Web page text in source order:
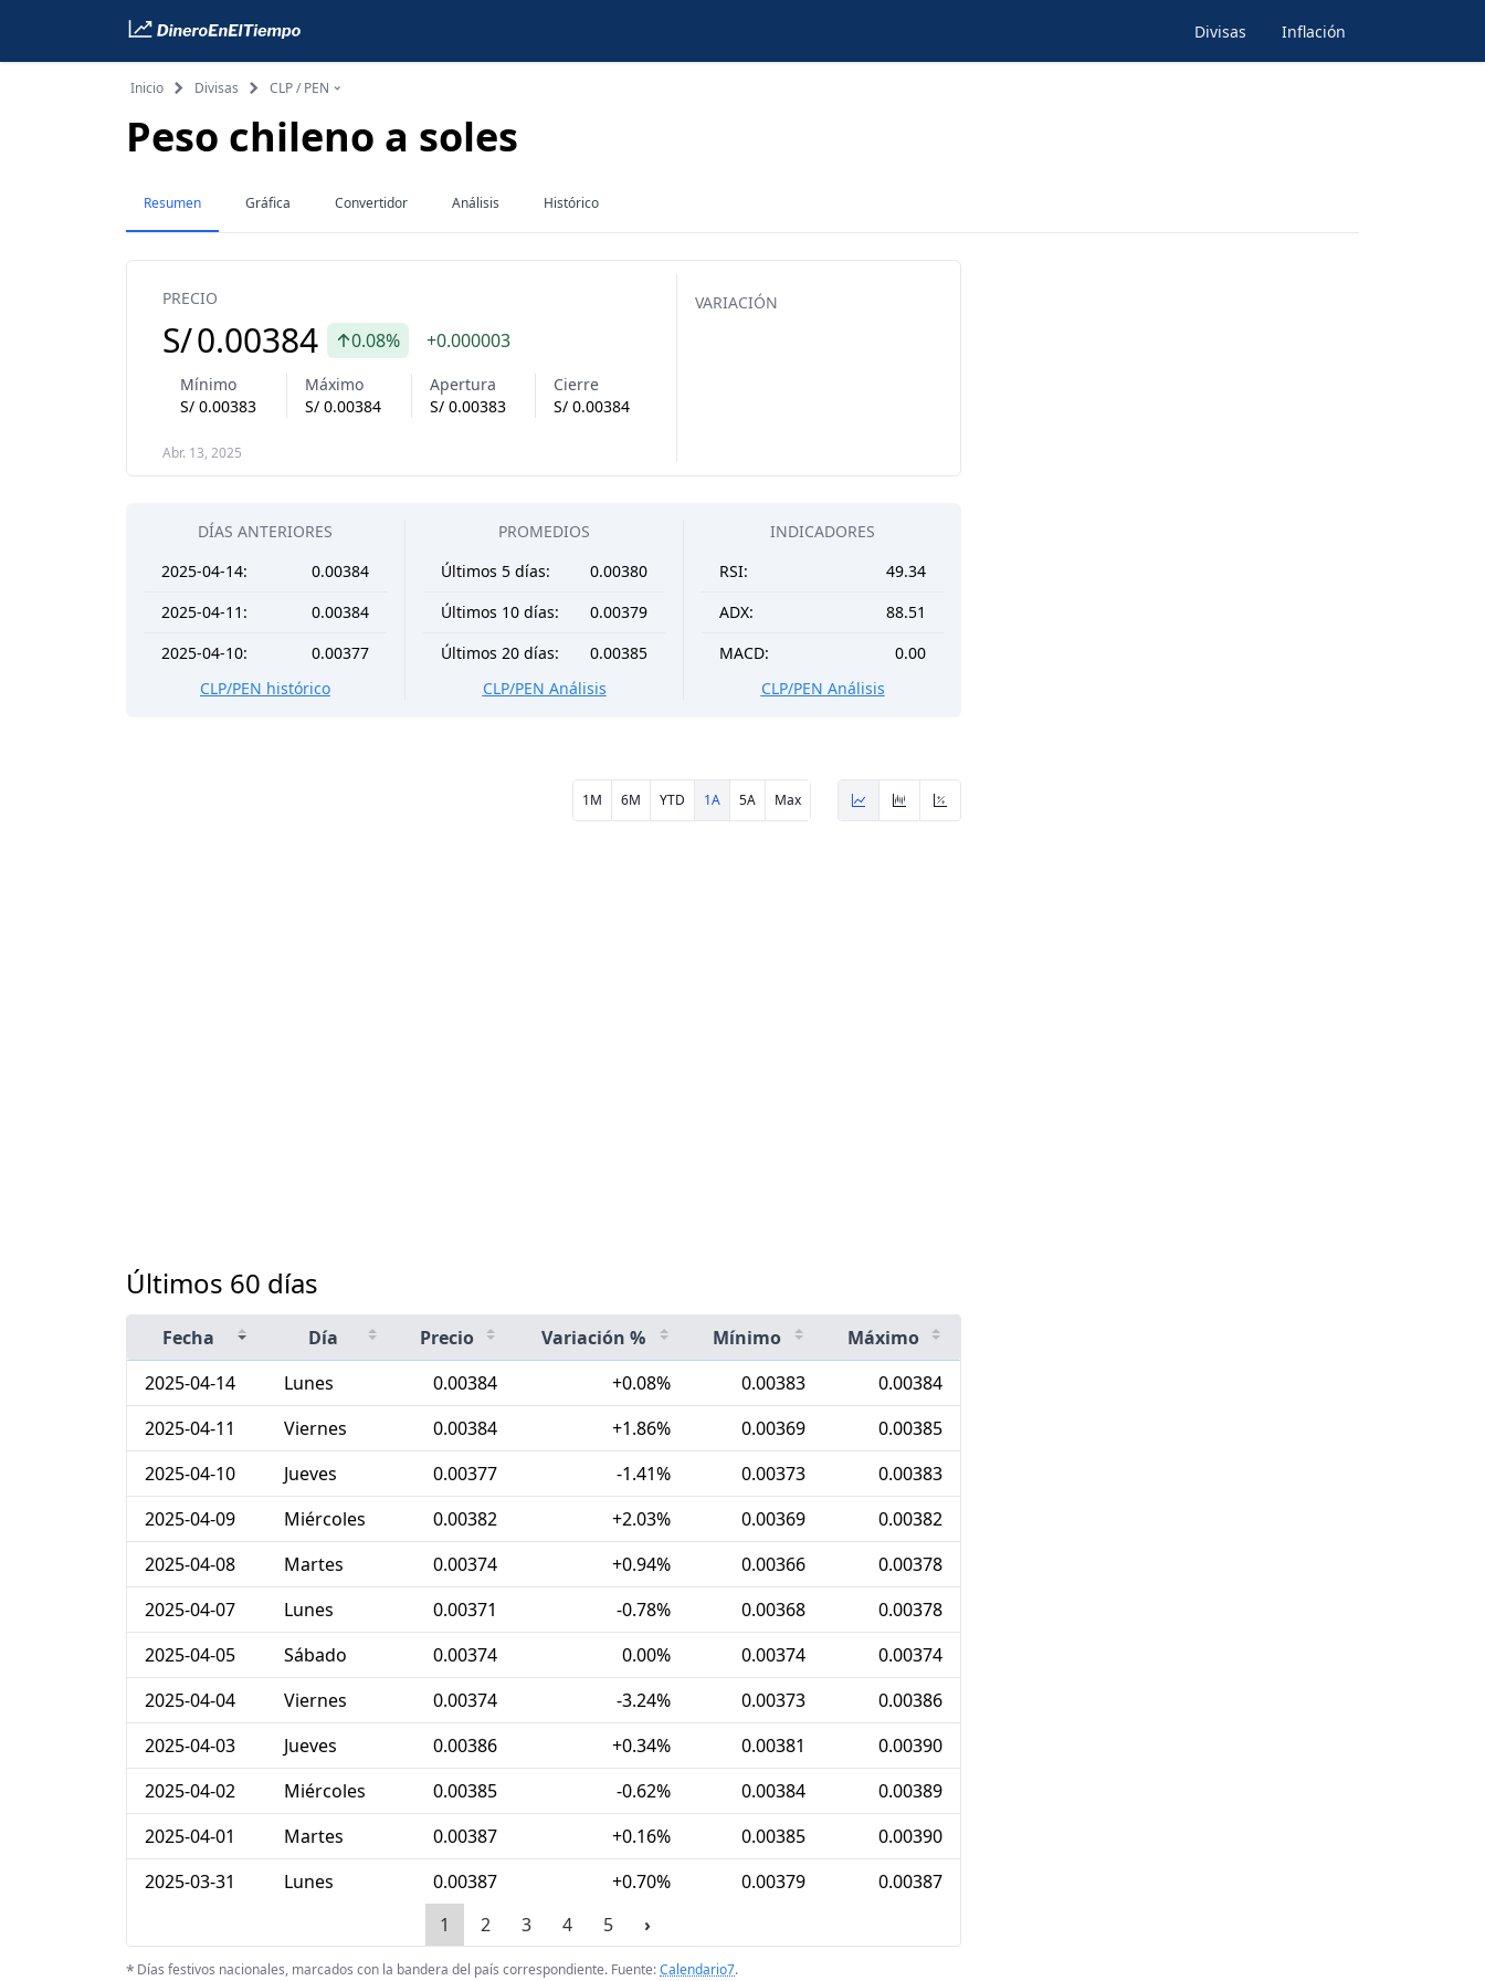
Divisas Inflación
Inicio Divisas CLP / PEN
Peso chileno a soles
Resumen Gráfica Convertidor Análisis Histórico
PRECIO
S/0.00384 0.08% +0.000003
Mínimo
S/ 0.00383
Máximo
S/ 0.00384
Apertura
S/ 0.00383
Cierre
S/ 0.00384
Abr. 13, 2025
VARIACIÓN
DÍAS ANTERIORES
2025-04-14:
0.00384
2025-04-11:
0.00384
2025-04-10:
0.00377
CLP/PEN histórico
PROMEDIOS
Últimos 5 días:
0.00380
Últimos 10 días:
0.00379
Últimos 20 días:
0.00385
CLP/PEN Análisis
INDICADORES
RSI:
49.34
ADX:
88.51
MACD:
0.00
CLP/PEN Análisis
1M 6M 1A 5A Max
YTD
Últimos 60 días
Fecha Día Precio Variación % Mínimo
Máximo
2025-04-14
Lunes 0.00384 +0.08% 0.00383
0.00384
2025-04-11
Viernes 0.00384 +1.86% 0.00369
0.00385
2025-04-10
Jueves 0.00377 -1.41% 0.00373
0.00383
2025-04-09
Miércoles 0.00382 +2.03% 0.00369
0.00382
2025-04-08
Martes 0.00374 +0.94% 0.00366
0.00378
2025-04-07
Lunes 0.00371 -0.78% 0.00368
0.00378
2025-04-05
Sábado 0.00374 0.00% 0.00374
0.00374
2025-04-04
Viernes 0.00374 -3.24% 0.00373
0.00386
2025-04-03
Jueves 0.00386 +0.34% 0.00381
0.00390
2025-04-02
Miércoles 0.00385 -0.62% 0.00384
0.00389
2025-04-01
Martes 0.00387 +0.16% 0.00385
0.00390
2025-03-31
Lunes 0.00387 +0.70% 0.00379
0.00387
1
2 3 4 5 ›
* Días festivos nacionales, marcados con la bandera del país correspondiente. Fuente:Calendario7.